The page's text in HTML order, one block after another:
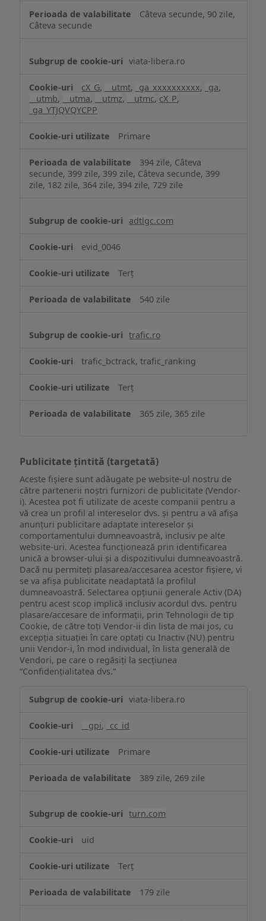
Câteva secunde, 90 zile,
Câteva secunde
viata-libera.ro
cX_G, __utmt, _ga_xxxxxxxxxx, _ga,
__utmb, __utma, __utmz, __utmc, cX_P,
_ga_YTJQVQYCPP
Primare
394 zile, Câteva
secunde, 399 zile, 399 zile, Câteva secunde, 399
zile, 182 zile, 364 zile, 394 zile, 729 zile
adtlgc.com
evid_0046
Terț
540 zile
trafic.ro
trafic_bctrack, trafic_ranking
Terț
365 zile, 365 zile
Publicitate țintită (targetată)
Aceste fișiere sunt adăugate pe website-ul nostru de
către partenerii noștri furnizori de publicitate (Vendor-
i). Acestea pot fi utilizate de aceste companii pentru a
vă crea un profil al intereselor dvs. și pentru a vă afișa
anunțuri publicitare adaptate intereselor și
comportamentului dumneavoastră, inclusiv pe alte
website-uri. Acestea funcționează prin identificarea
unică a browser-ului și a dispozitivului dumneavoastră.
Dacă nu permiteți plasarea/accesarea acestor fișiere, vi
se va afișa publicitate neadaptată la profilul
dumneavoastră. Selectarea opțiunii generale Activ (DA)
pentru acest scop implică inclusiv acordul dvs. pentru
plasare/accesare de informații, prin Tehnologii de tip
Cookie, de către toți Vendor-ii din lista de mai jos, cu
excepția situației în care optați cu Inactiv (NU) pentru
unii Vendor-i, în mod individual, în lista generală de
Vendori, pe care o regăsiți la secțiunea
“Confidențialitatea dvs.”
țintită
viata-libera.ro
__gpi, _cc_id
Primare
389 zile, 269 zile
turn.com
uid
Terț
179 zile